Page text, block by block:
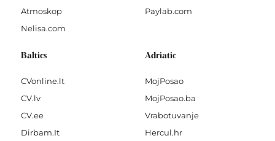
Atmoskop
Nelisa.com
Paylab.com
Baltics
CVonline.lt
CV.lv
CV.ee
Dirbam.It
Adriatic
MojPosao
MojPosao.ba
Vrabotuvanje
Hercul.hr